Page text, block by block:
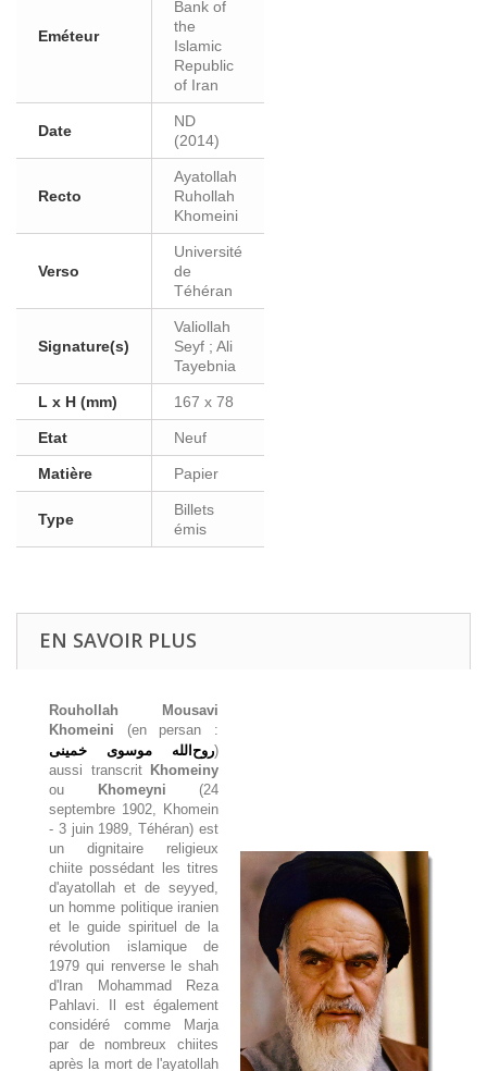
Eméteur
Bank of
the
Islamic
Republic
of Iran
Date
ND
(2014)
Recto
Ayatollah
Ruhollah
Khomeini
Verso
Université
de
Téhéran
Signature(s)
Valiollah
Seyf ; Ali
Tayebnia
L x H (mm) 167 x 78
Etat Neuf
Matière Papier
Type
Billets
émis
EN SAVOIR PLUS
Rouhollah Mousavi
Khomeini (en persan :
روح‌الله موسوی خمینی)
aussi transcrit Khomeiny
ou
Khomeyni (24
septembre 1902, Khomein
- 3 juin 1989, Téhéran) est
un dignitaire religieux
chiite possédant les titres
d'ayatollah et de seyyed,
un homme politique iranien
et le guide spirituel de la
révolution islamique de
1979 qui renverse le shah
d'Iran Mohammad Reza
Pahlavi. Il est également
considéré comme Marja
par de nombreux chiites
après la mort de l'ayatollah